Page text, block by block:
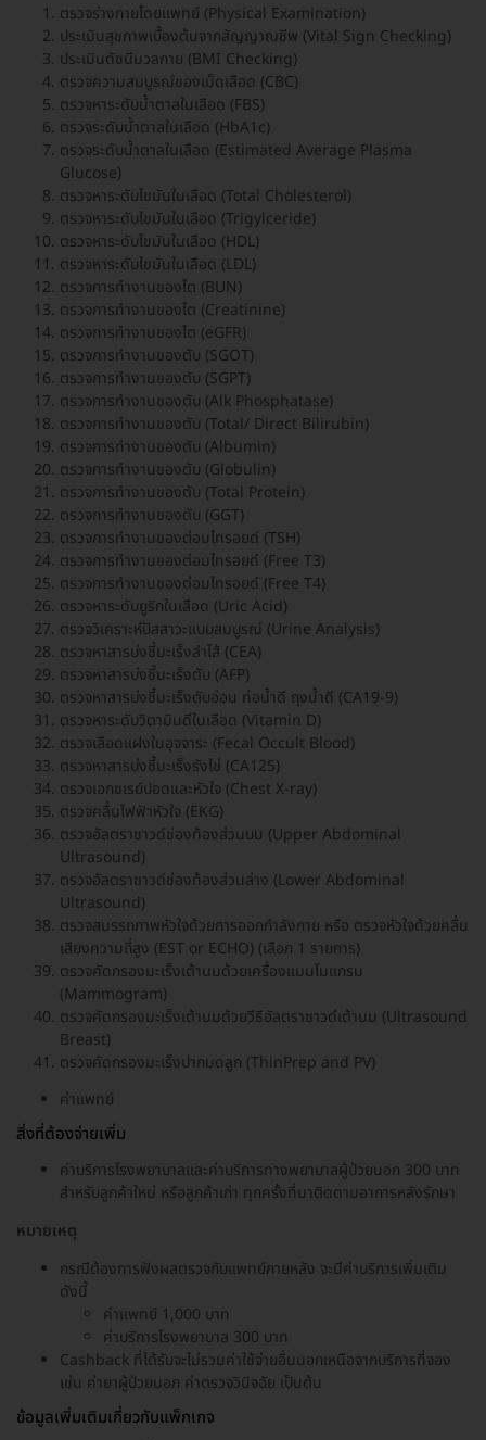
ตรวจร่างกายโดยแพทย์ (Physical Examination)
ประเมินสุขภาพเบื้องต้นจากสัญญาณชีพ (Vital Sign Checking)
ประเมินดัชนีมวลกาย (BMI Checking)
ตรวจความสมบูรณ์ของเม็ดเลือด (CBC)
ตรวจหาระดับน้ำตาลในเลือด (FBS)
ตรวจระดับน้ำตาลในเลือด (HbA1c)
ตรวจระดับน้ำตาลในเลือด (Estimated Average Plasma
Glucose)
ตรวจหาระดับไขมันในเลือด (Total Cholesterol)
ตรวจหาระดับไขมันในเลือด (Trigylceride)
ตรวจหาระดับไขมันในเลือด (HDL)
ตรวจหาระดับไขมันในเลือด (LDL)
ตรวจการทำงานของไต (BUN)
ตรวจการทำงานของไต (Creatinine)
ตรวจการทำงานของไต (eGFR)
ตรวจการทำงานของตับ (SGOT)
ตรวจการทำงานของตับ (SGPT)
ตรวจการทำงานของตับ (Alk Phosphatase)
ตรวจการทำงานของตับ (Total/ Direct Bilirubin)
ตรวจการทำงานของตับ (Albumin)
ตรวจการทำงานของตับ (Globulin)
ตรวจการทำงานของตับ (Total Protein)
ตรวจการทำงานของตับ (GGT)
ตรวจการทำงานของต่อมไทรอยด์ (TSH)
ตรวจการทำงานของต่อมไทรอยด์ (Free T3)
ตรวจการทำงานของต่อมไทรอยด์ (Free T4)
ตรวจหาระดับยูริกในเลือด (Uric Acid)
ตรวจวิเคราะห์ปัสสาวะแบบสมบูรณ์ (Urine Analysis)
ตรวจหาสารบ่งชี้มะเร็งลำไส้ (CEA)
ตรวจหาสารบ่งชี้มะเร็งตับ (AFP)
ตรวจหาสารบ่งชี้มะเร็งตับอ่อน ท่อน้ำดี ถุงน้ำดี (CA19-9)
ตรวจหาระดับวิตามินดีในเลือด (Vitamin D)
ตรวจเลือดแฝงในอุจจาระ (Fecal Occult Blood)
ตรวจหาสารบ่งชี้มะเร็งรังไข่ (CA125)
ตรวจเอกซเรย์ปอดและหัวใจ (Chest X-ray)
ตรวจคลื่นไฟฟัาหัวใจ (EKG)
ตรวจอัลตราซาวด์ช่องท้องส่วนบน (Upper Abdominal
Ultrasound)
ตรวจอัลตราซาวด์ช่องท้องส่วนล่าง (Lower Abdominal
Ultrasound)
ตรวจสมรรถภาพหัวใจด้วยการออกกำลังกาย หรือ ตรวจหัวใจด้วยคลื่น
เสียงความถี่สูง (EST or ECHO) (เลือก 1 รายการ)
ตรวจคัดกรองมะเร็งเต้านมด้วยเครื่องแมมโมแกรม
(Mammogram)
ตรวจคัดกรองมะเร็งเต้านมด้วยวีธีอัลตราซาวด์เต้านม (Ultrasound
Breast)
ตรวจคัดกรองมะเร็งปากมดลูก (ThinPrep and PV)
ค่าแพทย์
สิ่งที่ต้องจ่ายเพิ่ม
ค่าบริการโรงพยาบาลและค่าบริการทางพยาบาลผู้ป่วยนอก 300 บาท
สำหรับลูกค้าใหม่ หรือลูกค้าเก่า ทุกครั้งที่มาติดตามอาการหลังรักษา
หมายเหตุ
กรณีต้องการฟังผลตรวจกับแพทย์ภายหลัง จะมีค่าบริการเพิ่มเติม
ดังนี้
ค่าแพทย์ 1,000 บาท
ค่าบริการโรงพยาบาล 300 บาท
Cashback ที่ได้รับจะไม่รวมค่าใช้จ่ายอื่นนอกเหนือจากบริการที่จอง
เช่น ค่ายาผู้ป่วยนอก ค่าตรวจวินิจฉัย เป็นต้น
ข้อมูลเพิ่มเติมเกี่ยวกับแพ็กเกจ